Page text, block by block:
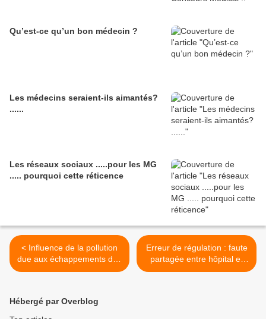
Qu’est-ce qu’un bon médecin ?
Les médecins seraient-ils aimantés?
......
Les réseaux sociaux .....pour les MG
..... pourquoi cette réticence
< Influence de la pollution
due aux échappements des
gaz de véhicules sur
enfants.
Erreur de régulation : faute
partagée entre hôpital et
libéral >
Hébergé par Overblog